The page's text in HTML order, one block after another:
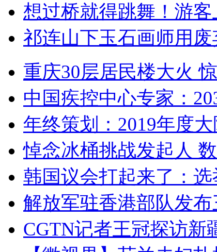
想过桥就得跳舞！游客
祁连山下玉石画师用
重庆30层居民楼大火
中国疾控中心专家：
年终策划：2019年度
悼念冰桶挑战发起人
韩国议会打起来了：
解放军驻香港部队发
CGTN记者王冠探访新